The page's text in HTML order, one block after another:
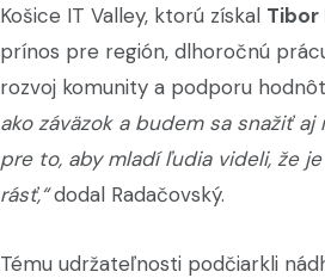
Košice IT Valley, ktorú získal Tibor
prínos pre región, dlhoročnú
rozvoj komunity a podporu
ako záväzok a budem sa snažiť
pre to, aby mladí ľudia videli, že
rásť,“dodal Radačovský.
Tému udržateľnosti podčiarkli